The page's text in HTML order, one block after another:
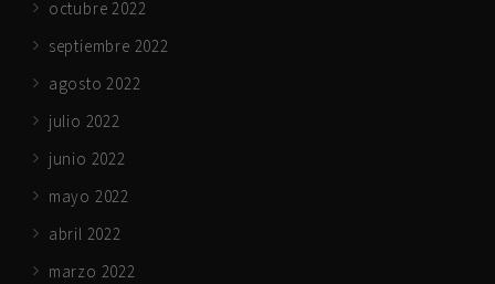
octubre 2022
septiembre 2022
agosto 2022
julio 2022
junio 2022
mayo 2022
abril 2022
marzo 2022